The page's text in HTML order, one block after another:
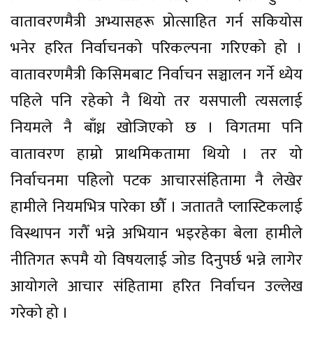
वातावरणमैत्री अभ्यासहरू प्रोत्साहित गर्न सकियोस
भनेर हरित निर्वाचनको परिकल्पना गरिएको हो ।
वातावरणमैत्री किसिमबाट निर्वाचन सञ्चालन गर्ने ध्येय
पहिले पनि रहेको नै थियो तर यसपाली त्यसलाई
नियमले नै बाँध्न खोजिएको छ । विगतमा पनि
वातावरण हाम्रो प्राथमिकतामा थियो । तर यो
निर्वाचनमा पहिलो पटक आचारसंहितामा नै लेखेर
हामीले नियमभित्र पारेका छौँ । जताततै प्लास्टिकलाई
विस्थापन गरौँ भन्ने अभियान भइरहेका बेला हामीले
नीतिगत रूपमै यो विषयलाई जोड दिनुपर्छ भन्ने लागेर
आयोगले आचार संहितामा हरित निर्वाचन उल्लेख
गरेको हो ।